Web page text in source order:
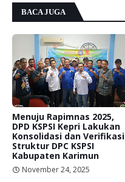
BACA JUGA
Menuju Rapimnas 2025,
DPD KSPSI Kepri Lakukan
Konsolidasi dan Verifikasi
Struktur DPC KSPSI
Kabupaten Karimun
November 24, 2025